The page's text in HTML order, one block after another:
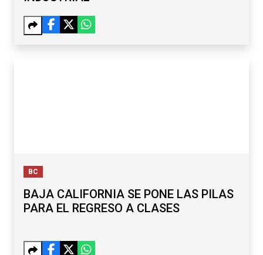
BC
BAJA CALIFORNIA SE PONE LAS PILAS
PARA EL REGRESO A CLASES